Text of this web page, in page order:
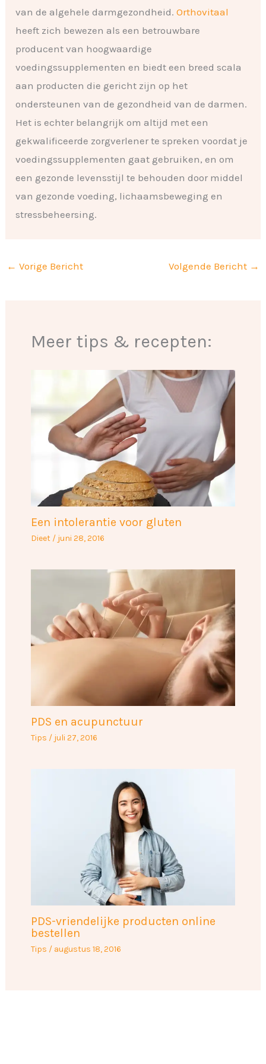
van de algehele darmgezondheid.Orthovitaal
heeft zich bewezen als een betrouwbare
producent van hoogwaardige
voedingssupplementen en biedt een breed scala
aan producten die gericht zijn op het
ondersteunen van de gezondheid van de darmen.
Het is echter belangrijk om altijd met een
gekwalificeerde zorgverlener te spreken voordat je
voedingssupplementen gaat gebruiken, en om
een gezonde levensstijl te behouden door middel
van gezonde voeding, lichaamsbeweging en
stressbeheersing.
← Vorige Bericht Volgende Bericht →
Meer tips & recepten:
Een intolerantie voor gluten
Dieet/ juni 28, 2016
PDS en acupunctuur
Tips / juli 27, 2016
PDS-vriendelijke producten online
bestellen
Tips / augustus 18, 2016